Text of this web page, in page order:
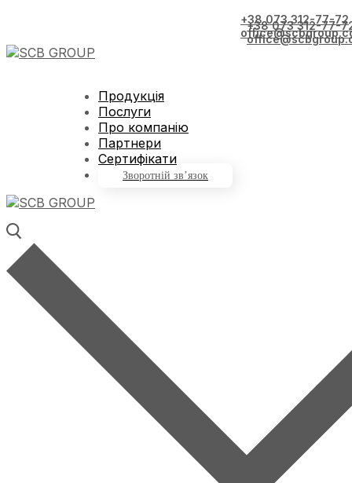
+38 073 312-77-
Продукція
Послуги
Про компанію
Партнери
Сертифікати
Зворотній зв’язок
+38 073 312-77-72